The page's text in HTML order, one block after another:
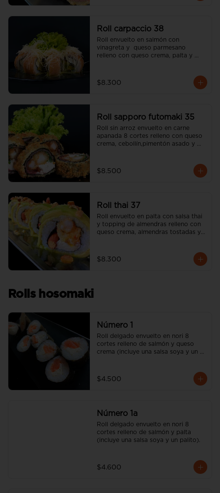
Roll carpaccio 38
Roll envuelto en salmón con
vinagreta y  queso parmesano
relleno con queso crema, palta y
$8.300
Roll sapporo futomaki 35
Roll sin arroz envuelto en carne
apanada 8 cortes relleno con queso
crema, cebollín,pimentón asado y
$8.500
Roll thai 37
Roll envuelto en palta con salsa thai
y topping de almendras relleno con
queso crema, almendras tostadas y
$8.300
Rolls hosomaki
Número 1
Roll delgado envuelto en nori 8
cortes relleno de salmón y queso
crema (incluye una salsa soya y un
$4.500
Número 1a
Roll delgado envuelto en nori 8
cortes relleno de salmón y palta
(incluye una salsa soya y un palito).
$4.600